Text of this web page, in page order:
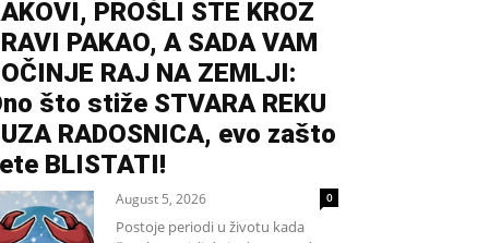
PROŠLI STE KROZ
PAKAO, A SADA VAM
RAJ NA ZEMLJI:
što stiže STVARA REKU
RADOSNICA, evo zašto
BLISTATI!
August 5, 2026 0
Postoje periodi u životu kada